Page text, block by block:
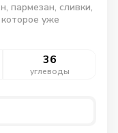
пармезан, сливки,
уже
36
углеводы